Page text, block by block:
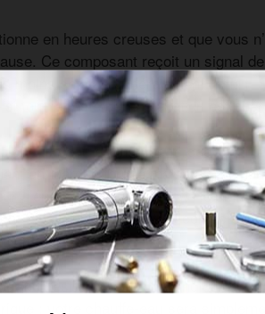
en heures creuses et que vous
Ce composant reçoit un signal
moins chères, généralement la nuit.
si tout le reste de l’installation est
chauffe-eau en marche forcée
en marche forcée mais pas en
d’énergie pour vérifier que le
Si le problème vient du contacteur
courte.
nuit est distinct du disjoncteur du
: votre chauffe-eau sera